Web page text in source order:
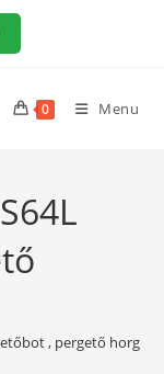
0 Menu
, pergető